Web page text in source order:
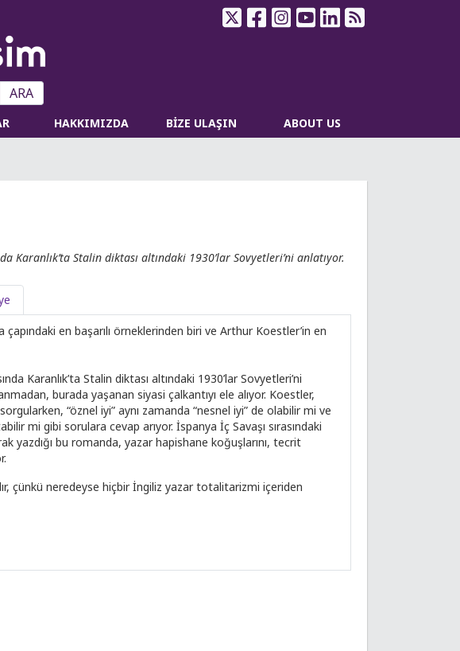
ARA
HAKKIMIZDA BİZE ULAŞIN ABOUT US
Karanlık’ta Stalin diktası altındaki 1930’lar Sovyetleri’ni anlatıyor.
çapındaki en başarılı örneklerinden biri ve Arthur Koestler’in en
Karanlık’ta Stalin diktası altındaki 1930’lar Sovyetleri’ni
burada yaşanan siyasi çalkantıyı ele alıyor. Koestler,
“öznel iyi” aynı zamanda “nesnel iyi” de olabilir mi ve
mi gibi sorulara cevap arıyor. İspanya İç Savaşı sırasındaki
yazdığı bu romanda, yazar hapishane koğuşlarını, tecrit
çünkü neredeyse hiçbir İngiliz yazar totalitarizmi içeriden